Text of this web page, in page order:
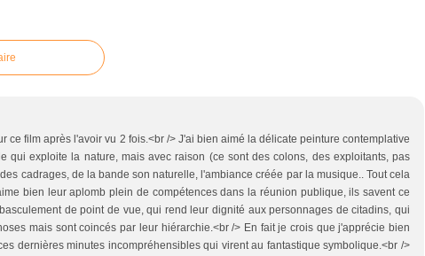
ce film après l'avoir vu 2 fois.<br /> J'ai bien aimé la délicate peinture contemplative
qui exploite la nature, mais avec raison (ce sont des colons, des exploitants, pas
cadrages, de la bande son naturelle, l'ambiance créée par la musique.. Tout cela
bien leur aplomb plein de compétences dans la réunion publique, ils savent ce
de point de vue, qui rend leur dignité aux personnages de citadins, qui
mais sont coincés par leur hiérarchie.<br /> En fait je crois que j'apprécie bien
dernières minutes incompréhensibles qui virent au fantastique symbolique.<br />